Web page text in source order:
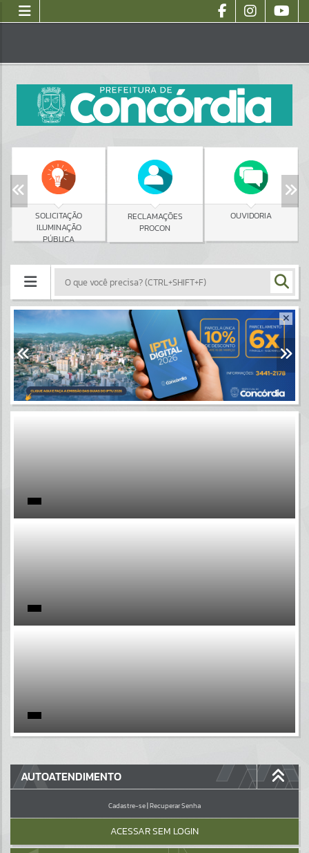
SOLICITAÇÃO
ILUMINAÇÃO
PÚBLICA
RECLAMAÇÕES
PROCON
OUVIDORIA
Portais
Por favor, aguarde...
Por favor, aguarde...
Por favor, aguarde...
GALERIAS
Por favor, aguarde...
AUTOATENDIMENTO
Cadastre-se|Recuperar Senha
ACESSAR SEM LOGIN